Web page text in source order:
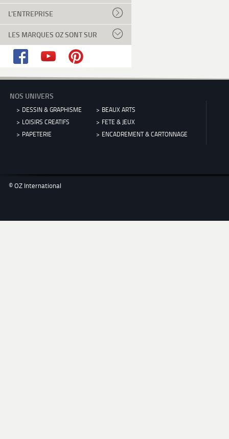
L'ENTREPRISE
LES MARQUES OZ SONT SUR
NOS UNIVERS
DESSIN & GRAPHISME
BEAUX ARTS
LOISIRS CREATIFS
FETE & JEUX
PAPETERIE
ENCADREMENT & CARTONNAGE
© OZ International